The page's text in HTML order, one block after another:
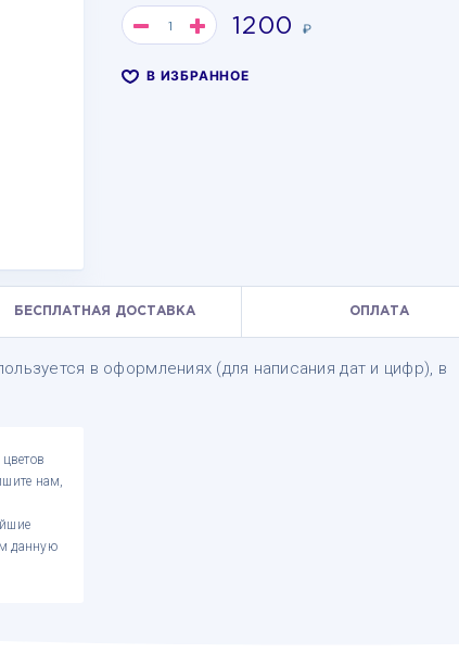
1200 ₽
В ИЗБРАННОЕ
БЕСПЛАТНАЯ ДОСТАВКА ОПЛАТА
в оформлениях (для написания дат и цифр), в
нам,
данную